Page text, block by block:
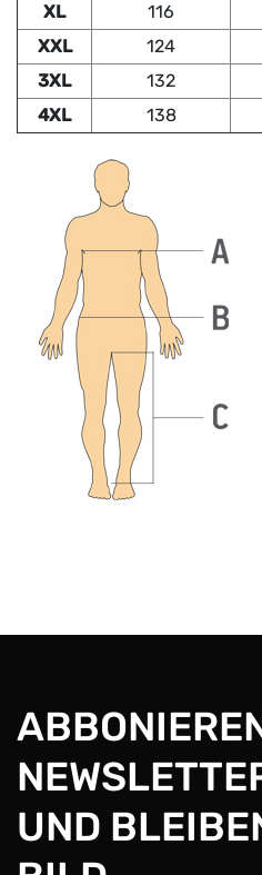
XL
116
XXL
124
3XL
132
4XL
138
UND